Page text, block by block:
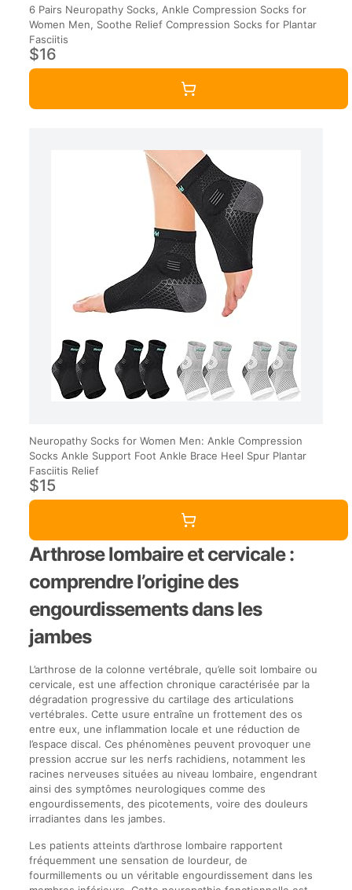
6 Pairs Neuropathy Socks, Ankle Compression Socks for
Women Men, Soothe Relief Compression Socks for Plantar
Fasciitis
$16
Neuropathy Socks for Women Men: Ankle Compression
Socks Ankle Support Foot Ankle Brace Heel Spur Plantar
Fasciitis Relief
$15
Arthrose lombaire et cervicale :
comprendre l’origine des
engourdissements dans les
jambes
L’arthrose de la colonne vertébrale, qu’elle soit lombaire ou
cervicale, est une affection chronique caractérisée par la
dégradation progressive du cartilage des articulations
vertébrales. Cette usure entraîne un frottement des os
entre eux, une inflammation locale et une réduction de
l’espace discal. Ces phénomènes peuvent provoquer une
pression accrue sur les nerfs rachidiens, notamment les
racines nerveuses situées au niveau lombaire, engendrant
ainsi des symptômes neurologiques comme des
engourdissements, des picotements, voire des douleurs
irradiantes dans les jambes.
Les patients atteints d’arthrose lombaire rapportent
fréquemment une sensation de lourdeur, de
fourmillements ou un véritable engourdissement dans les